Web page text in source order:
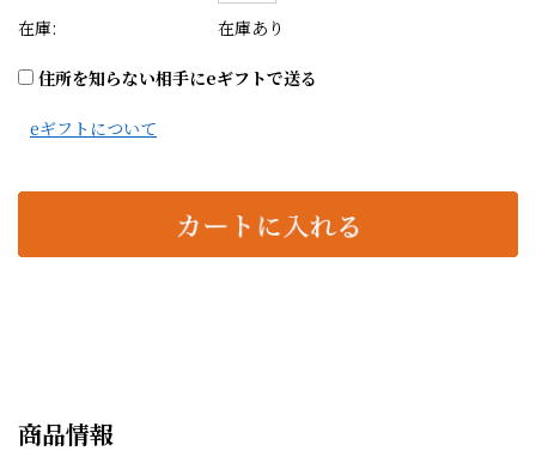
在庫:
在庫あり
住所を知らない相手にeギフトで送る
eギフトについて
商品情報